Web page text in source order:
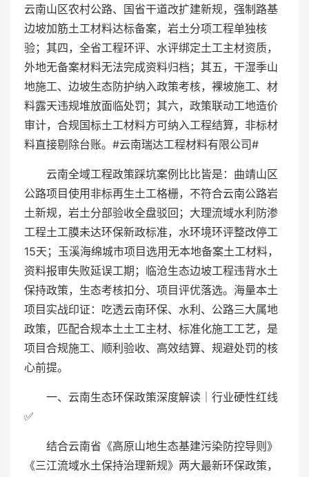
云南山区农村公路、国省干道改扩建新规，强制路基
边坡加筋土工材料达标备案，岩土分项工程单独核
验；其四，全省工程环评、水评绑定土工主材资质，
外地无备案材料无法完成资料归档；其五，干湿季山
地施工、边坡生态防护纳入政策考核，裸坡施工、材
料露天违规堆放面临处罚；其六，政策联动工地造价
审计，合规国标土工材料方可纳入工程结算，非标材
料直接剔除台账。#云南瑞达工程材料有限公司#
云南全域工程政策踩坑案例比比皆是：曲靖山区
公路项目使用非标再生土工格栅，不符合云南公路岩
土新规，岩土分部验收全盘驳回；大理流域水利防渗
工程土工膜未达环保新政标准，水环境环评整改停工
15天；玉溪海绵城市项目选用无本地备案土工材料，
资料报审失败延误工期；临沧生态边坡工程违背水土
保持政策，生态考核扣分、项目评优落选。海量本土
项目实战印证：吃透云南环保、水利、公路三大属地
政策，匹配合规本土土工主材、标准化施工工艺，是
项目合规施工、顺利验收、高效结算、规避处罚的核
心前提。
一、云南生态环保政策深度解读｜行业硬性红线
✅
结合云南省《高原山地生态基建污染防控导则》
《三江流域水土保持治理新规》两大最新环保政策，